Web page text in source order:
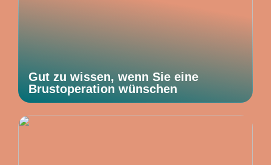
Gut zu wissen, wenn Sie eine
Brustoperation wünschen